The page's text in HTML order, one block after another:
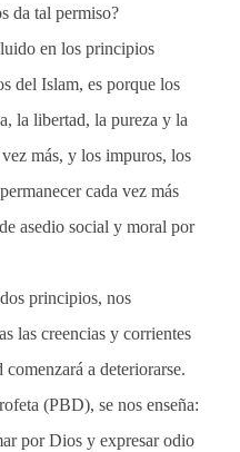
da tal permiso?
en los principios
del Islam, es porque los
la libertad, la pureza y la
más, y los impuros, los
cada vez más
asedio social y moral por
principios, nos
las creencias y corrientes
a deteriorarse.
(PBD), se nos enseña:
por Dios y expresar odio